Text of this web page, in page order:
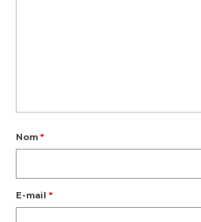
Nom *
E-mail *